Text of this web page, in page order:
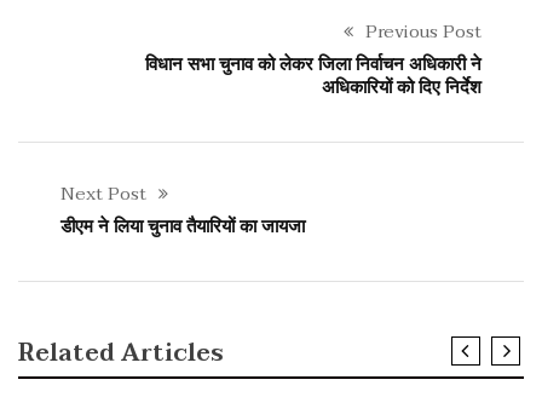
Previous Post
विधान सभा चुनाव को लेकर जिला निर्वाचन अधिकारी ने
अधिकारियों को दिए निर्देश
Next Post
डीएम ने लिया चुनाव तैयारियों का जायजा
Related Articles